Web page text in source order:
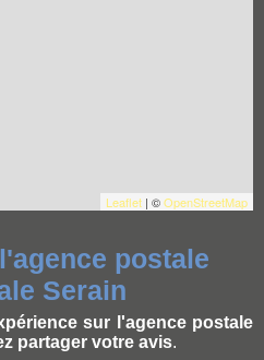
Leaflet | ©OpenStreetMap
postale
Serain
sur l'agence postale
partager votre avis.